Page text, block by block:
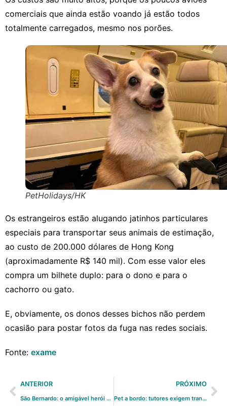
comerciais que ainda estão voando já estão todos
totalmente carregados, mesmo nos porões.
PetHolidays/HK
Os estrangeiros estão alugando jatinhos particulares
especiais para transportar seus animais de estimação,
ao custo de 200.000 dólares de Hong Kong
(aproximadamente R$ 140 mil). Com esse valor eles
compra um bilhete duplo: para o dono e para o
cachorro ou gato.
E, obviamente, os donos desses bichos não perdem
ocasião para postar fotos da fuga nas redes sociais.
Fonte: exame
ANTERIOR
São Bernardo: o amigável herói dos alpes
PRÓXIMO
Pet a bordo: tutores exigem transporte aéreo seguro